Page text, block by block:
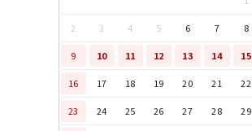
2 3 4 5 6 7 8
9 10 11 12 13 14 15
16 17 18 19 20 21 22
23 24 25 26 27 28 29